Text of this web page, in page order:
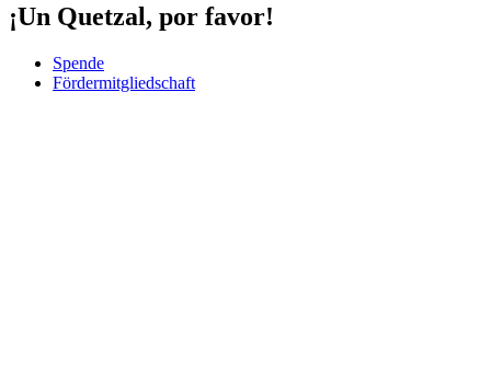
¡Un Quetzal, por favor!
Spende
Fördermitgliedschaft